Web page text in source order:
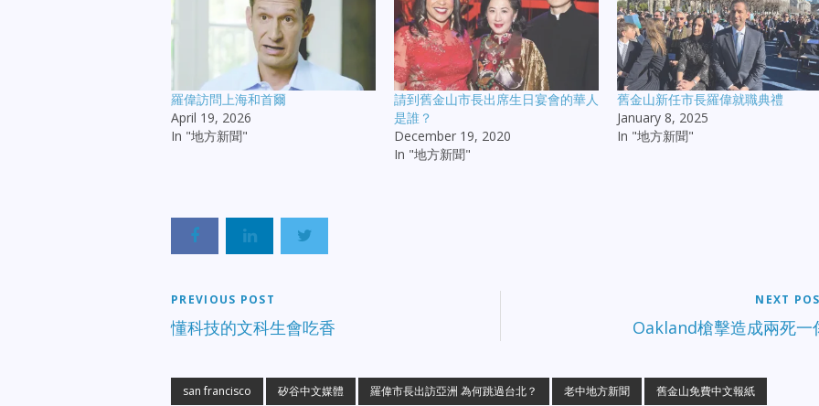
羅偉訪問上海和首爾
April 19, 2026
In "地方新聞"
請到舊金山市長出席生日宴會的華人
是誰？
December 19, 2020
In "地方新聞"
舊金山新任市長羅偉就職典禮
January 8, 2025
In "地方新聞"
PREVIOUS POST
懂科技的文科生會吃香
NEXT
Oakland槍擊造成兩死一
san francisco 矽谷中文媒體 羅偉市長出訪亞洲 為何跳過台北？ 老中地方新聞 舊金山免費中文報紙